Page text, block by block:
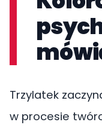
Trzylatek
w procesie